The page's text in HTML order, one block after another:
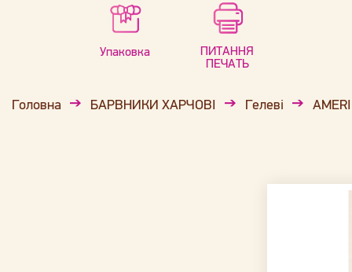
Упаковка
ПИТАННЯ
ПЕЧАТЬ
Головна БАРВНИКИ ХАРЧОВІ Гелеві